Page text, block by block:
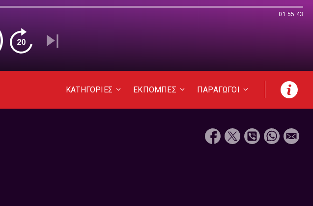
01:55:43
ΚΑΤΗΓΟΡΙΕΣ ΕΚΠΟΜΠΕΣ ΠΑΡΑΓΩΓΟΙ